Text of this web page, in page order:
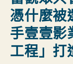
憑什麼被
手壹壹影
工程」打